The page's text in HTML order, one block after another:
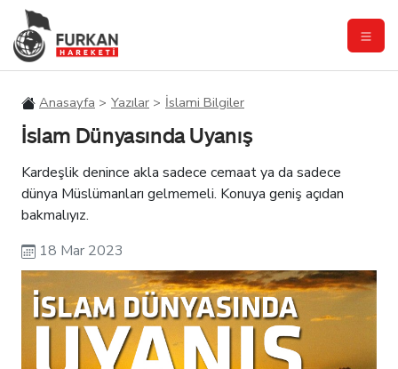
Anasayfa Yazılar İslami Bilgiler
İslam Dünyasında Uyanış
Kardeşlik denince akla sadece cemaat ya da sadece
dünya Müslümanları gelmemeli. Konuya geniş açıdan
bakmalıyız.
18 Mar 2023